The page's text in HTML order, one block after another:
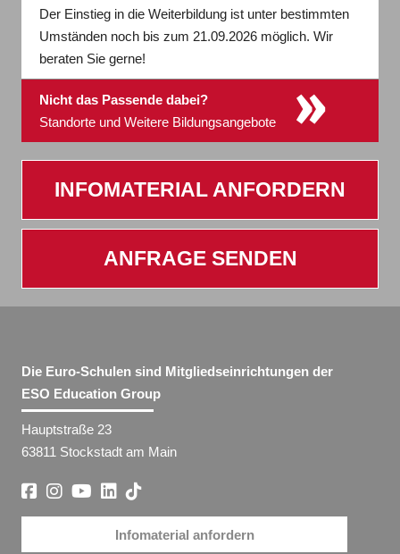
Der Einstieg in die Weiterbildung ist unter bestimmten
Umständen noch bis zum 21.09.2026 möglich. Wir
beraten Sie gerne!
Nicht das Passende dabei?
Standorte und Weitere Bildungsangebote
»
INFOMATERIAL ANFORDERN
ANFRAGE SENDEN
Die Euro-Schulen sind Mitgliedseinrichtungen der
ESO Education Group
Hauptstraße 23
63811 Stockstadt am Main
Infomaterial anfordern